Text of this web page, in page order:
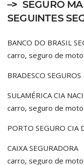
–> SEGURO
SEGUINTES
BANCO DO
carro, seguro de
BRADESCO SEGUROS
SULAMÉRICA CIA
carro, seguro de
PORTO SEGURO CIA
CAIXA
carro, seguro de